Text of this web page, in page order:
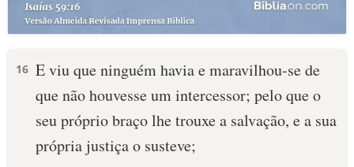
16 E viu que ninguém havia e maravilhou-se de
que não houvesse um intercessor; pelo que o
seu próprio braço lhe trouxe a salvação, e a sua
própria justiça o susteve;